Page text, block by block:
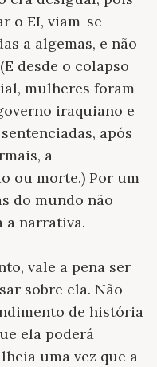
o EI, viam-se
a algemas, e não
desde o colapso
mulheres foram
iraquiano e
após
a
ou morte.) Por um
do mundo não
a narrativa.
vale a pena ser
sobre ela. Não
de história
ela poderá
uma vez que a